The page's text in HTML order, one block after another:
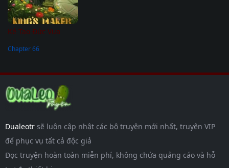
Kẻ Tạo Đức Vua
Chapter 66
Dualeotr sẽ luôn cập nhật các bộ truyện mới nhất, truyện VIP
để phục vụ tất cả độc giả
Đọc truyện hoàn toàn miễn phí, không chứa quảng cáo và hỗ